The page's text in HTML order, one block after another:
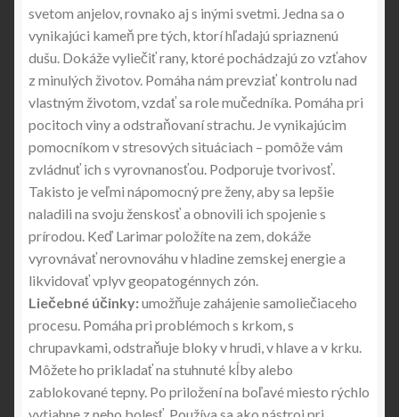
svetom anjelov, rovnako aj s inými svetmi. Jedna sa o
vynikajúci kameň pre tých, ktorí hľadajú spriaznenú
dušu. Dokáže vyliečiť rany, ktoré pochádzajú zo vzťahov
z minulých životov. Pomáha nám prevziať kontrolu nad
vlastným životom, vzdať sa role mučedníka. Pomáha pri
pocitoch viny a odstraňovaní strachu. Je vynikajúcim
pomocníkom v stresových situáciach – pomôže vám
zvládnuť ich s vyrovnanosťou. Podporuje tvorivosť.
Takisto je veľmi nápomocný pre ženy, aby sa lepšie
naladili na svoju ženskosť a obnovili ich spojenie s
prírodou. Keď Larimar položíte na zem, dokáže
vyrovnávať nerovnováhu v hladine zemskej energie a
likvidovať vplyv geopatogénnych zón.
Liečebné účinky:umožňuje zahájenie samoliečiaceho
procesu. Pomáha pri problémoch s krkom, s
chrupavkami, odstraňuje bloky v hrudi, v hlave a v krku.
Môžete ho prikladať na stuhnuté kĺby alebo
zablokované tepny. Po priložení na boľavé miesto rýchlo
vytiahne z neho bolesť. Používa sa ako nástroj pri